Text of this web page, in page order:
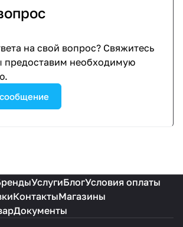
на свой вопрос? Свяжитесь
предоставим необходимую
УслугиБлогУсловия оплаты
КонтактыМагазины
Документы